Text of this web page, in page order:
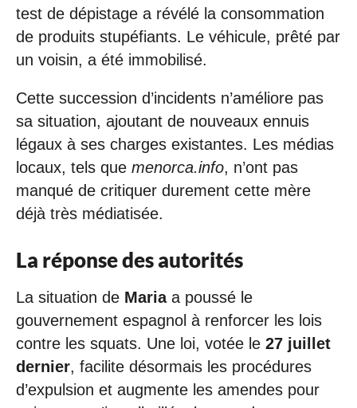
test de dépistage a révélé la consommation
de produits stupéfiants. Le véhicule, prêté par
un voisin, a été immobilisé.
Cette succession d’incidents n’améliore pas
sa situation, ajoutant de nouveaux ennuis
légaux à ses charges existantes. Les médias
locaux, tels que menorca.info, n’ont pas
manqué de critiquer durement cette mère
déjà très médiatisée.
La réponse des autorités
La situation de Mariaa poussé le
gouvernement espagnol à renforcer les lois
contre les squats. Une loi, votée le 27 juillet
dernier, facilite désormais les procédures
d’expulsion et augmente les amendes pour